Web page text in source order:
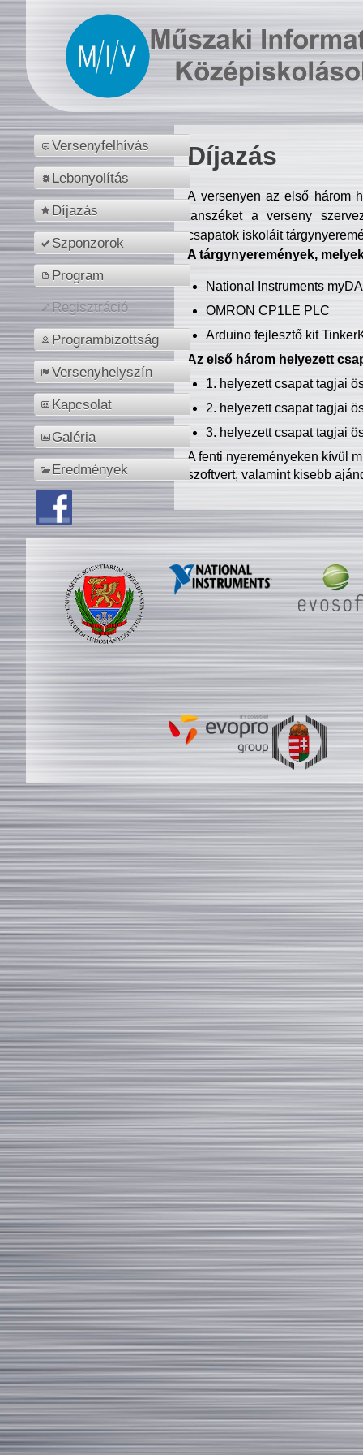
Versenyfelhívás
Lebonyolítás
Díjazás
Szponzorok
Program
Regisztráció
Programbizottság
Versenyhelyszín
Kapcsolat
Galéria
Eredmények
Díjazás
A versenyen az első három
tanszéket a verseny
csapatok iskoláit
A tárgynyeremények,
National Instruments
OMRON CP1LE PLC
Arduino fejlesztő kit
Az első három helyezett
1. helyezett csapat tagjai
2. helyezett csapat tagjai
3. helyezett csapat tagjai
A fenti nyereményeken kívül
szoftvert, valamint kisebb